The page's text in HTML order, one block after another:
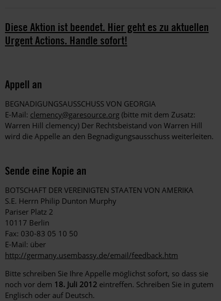
Diese Aktion ist beendet. Hier geht es zu aktuellen
Urgent Actions. Handle sofort!
Appell an
BEGNADIGUNGSAUSSCHUSS VON GEORGIA
E-Mail: clemency@garesource.org (bitte mit dem Zusatz:
Warren Hill clemency) Der Rechtsbeistand von Warren Hill
wird die Appelle an den Begnadigungsausschuss weiterleiten.
Sende eine Kopie an
BOTSCHAFT DER VEREINIGTEN STAATEN VON AMERIKA
S.E. Herrn Philip Dunton Murphy
Pariser Platz 2
10117 Berlin
Fax: 030-83 05 10 50
E-Mail: über
http://germany.usembassy.de/email/feedback.htm
Bitte schreiben Sie Ihre Appelle möglichst sofort, so dass sie
noch vor dem 18. Juli 2012 eintreffen. Schreiben Sie in gutem
Englisch oder auf Deutsch.